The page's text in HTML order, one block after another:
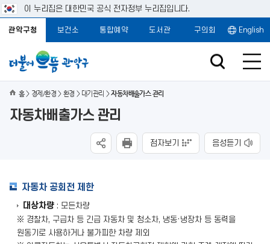
이 누리집은 대한민국 공식 전자정부 누리집입니다.
관악구청 보건소 통합예약 도서관 구의회 English
홈 경제/환경 환경 대기관리 자동차배출가스 관리
자동차배출가스 관리
점자보기 음성듣기
자동차 공회전 제한
대상차량 : 모든차량
※ 경찰차, 구급차 등 긴급 자동차 및 청소차, 냉동·냉장차 등 동력을
원동기로 사용하거나 불가피한 차량 제외